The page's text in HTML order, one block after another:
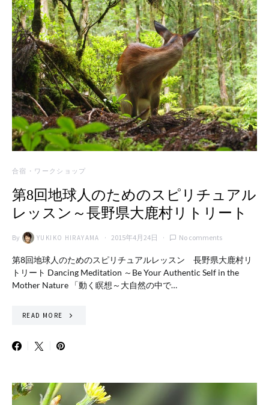
合宿・ワークショップ
第8回地球人のためのスピリチュアル
レッスン～長野県大鹿村リトリート
By YUKIKO HIRAYAMA 2015年4月24日 No comments
第8回地球人のためのスピリチュアルレッスン 長野県大鹿村リ
トリート Dancing Meditation ～Be Your Authentic Self in the
Mother Nature 「動く瞑想～大自然の中で…
READ MORE